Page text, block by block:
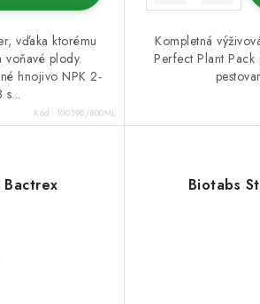
vďaka ktorému
voňavé plody.
hnojivo NPK 2-
s...
Kód: 100390/500ML
Kompletná
Perfect Plant
Biotabs